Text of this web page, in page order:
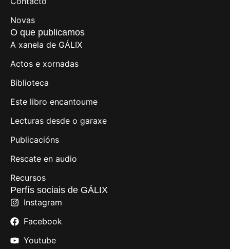
Novas
O que publicamos
A xanela de GÁLIX
Actos e xornadas
Biblioteca
Este libro encantoume
Lecturas desde o garaxe
Publicacións
Rescate en audio
Recursos
Perfís sociais de GÁLIX
Instagram
Facebook
Youtube